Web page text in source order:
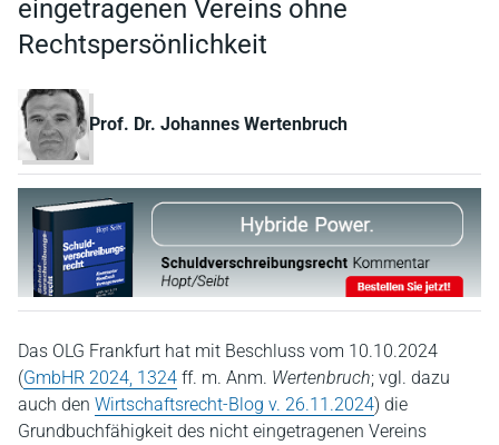
eingetragenen Vereins ohne
Rechtspersönlichkeit
Prof. Dr. Johannes Wertenbruch
Das OLG Frankfurt hat mit Beschluss vom 10.10.2024
(GmbHR 2024, 1324 ff. m. Anm. Wertenbruch; vgl. dazu
auch den Wirtschaftsrecht-Blog v. 26.11.2024) die
Grundbuchfähigkeit des nicht eingetragenen Vereins